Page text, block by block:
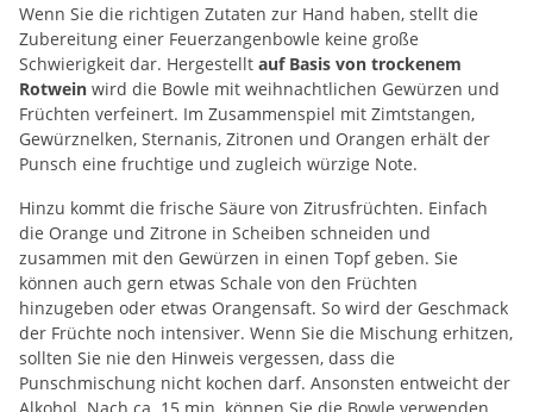
Wenn Sie die richtigen Zutaten zur Hand haben, stellt die
Zubereitung einer Feuerzangenbowle keine große
Schwierigkeit dar. Hergestellt auf Basis von trockenem
Rotwein wird die Bowle mit weihnachtlichen Gewürzen und
Früchten verfeinert. Im Zusammenspiel mit Zimtstangen,
Gewürznelken, Sternanis, Zitronen und Orangen erhält der
Punsch eine fruchtige und zugleich würzige Note.
Hinzu kommt die frische Säure von Zitrusfrüchten. Einfach
die Orange und Zitrone in Scheiben schneiden und
zusammen mit den Gewürzen in einen Topf geben. Sie
können auch gern etwas Schale von den Früchten
hinzugeben oder etwas Orangensaft. So wird der Geschmack
der Früchte noch intensiver. Wenn Sie die Mischung erhitzen,
sollten Sie nie den Hinweis vergessen, dass die
Punschmischung nicht kochen darf. Ansonsten entweicht der